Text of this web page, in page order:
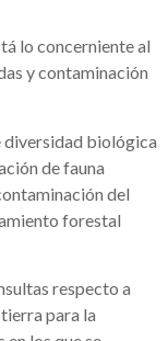
lo concerniente al
y contaminación
diversidad biológica
de fauna
del
forestal
respecto a
para la